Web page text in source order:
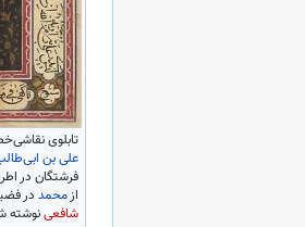
تابلوی
علی بن
فرشتگان در
ازمحمددر
شافعینوشته